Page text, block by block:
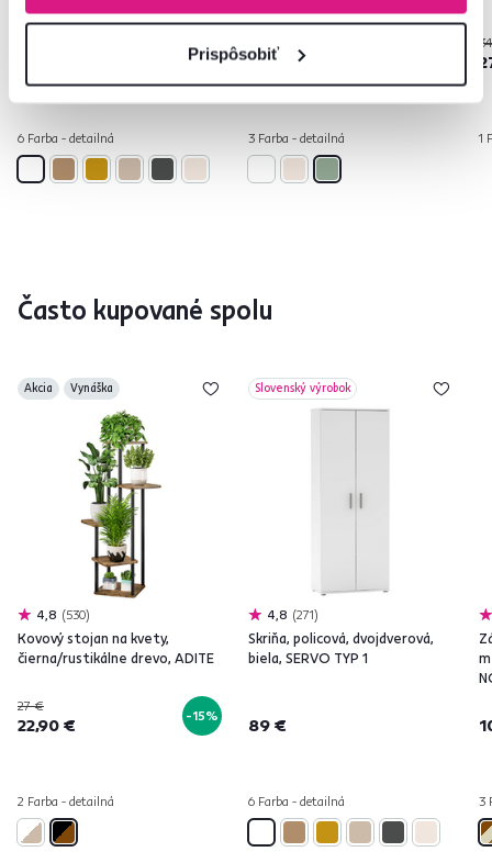
Prispôsobiť
6 Farba - detailná
399 €
3 Farba - detailná 1
Často kupované spolu
Akcia Vynáška
4,8 530
Kovový stojan na kvety,
čierna/rustikálne drevo, ADITE
27 €
22,90 € -15%
2 Farba - detailná
Slovenský výrobok
4,8 271
Skriňa, policová, dvojdverová,
biela, SERVO TYP 1
89 €
6 Farba - detailná 3